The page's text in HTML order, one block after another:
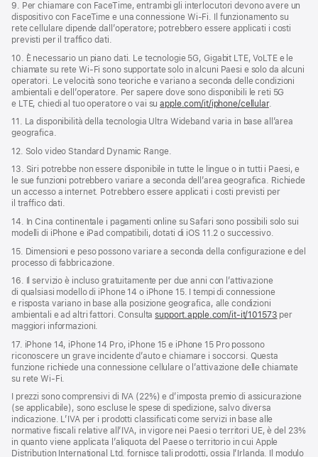
9. Per chiamare con FaceTime, entrambi gli interlocutori devono avere un
dispositivo con FaceTime e una connessione Wi-Fi. Il funzionamento su
rete cellulare dipende dall’operatore; potrebbero essere applicati i costi
previsti per il traffico dati.
10. È necessario un piano dati. Le tecnologie 5G, Gigabit LTE, VoLTE e le
chiamate su rete Wi‑Fi sono supportate solo in alcuni Paesi e solo da alcuni
operatori. Le velocità sono teoriche e variano a seconda delle condizioni
ambientali e dell’operatore. Per sapere dove sono disponibili le reti 5G
e LTE, chiedi al tuo operatore o vai suapple.com/it/iphone/cellular.
11. La disponibilità della tecnologia Ultra Wideband varia in base all’area
geografica.
12. Solo video Standard Dynamic Range.
13. Siri potrebbe non essere disponibile in tutte le lingue o in tutti i Paesi, e
le sue funzioni potrebbero variare a seconda dell’area geografica. Richiede
un accesso a internet. Potrebbero essere applicati i costi previsti per
il traffico dati.
14. In Cina continentale i pagamenti online su Safari sono possibili solo sui
modelli di iPhone e iPad compatibili, dotati di iOS 11.2 o successivo.
15. Dimensioni e peso possono variare a seconda della configurazione e del
processo di fabbricazione.
16. Il servizio è incluso gratuitamente per due anni con l’attivazione
di qualsiasi modello di iPhone 14 o iPhone 15. I tempi di connessione
e risposta variano in base alla posizione geografica, alle condizioni
ambientali e ad altri fattori. Consultasupport.apple.com/it-it/101573 per
maggiori informazioni.
17. iPhone 14, iPhone 14 Pro, iPhone 15 e iPhone 15 Pro possono
riconoscere un grave incidente d’auto e chiamare i soccorsi. Questa
funzione richiede una connessione cellulare o l’attivazione delle chiamate
su rete Wi‑Fi.
I prezzi sono comprensivi di IVA (22%) e d’imposta premio di assicurazione
(se applicabile), sono escluse le spese di spedizione, salvo diversa
indicazione. L’IVA per i prodotti classificati come servizi in base alle
normative fiscali relative all’IVA, in vigore nei Paesi o territori UE, è del 23%
in quanto viene applicata l’aliquota del Paese o territorio in cui Apple
Distribution International Ltd. fornisce tali prodotti, ossia l’Irlanda. Il modulo